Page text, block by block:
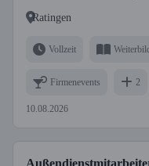
Ratingen
Vollzeit
Firmenevents 2
10.08.2026